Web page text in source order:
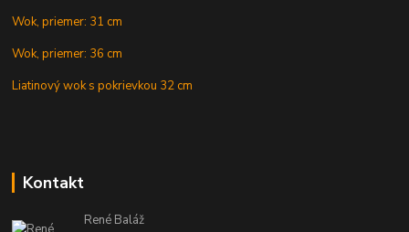
Wok, priemer: 31 cm
Wok, priemer: 36 cm
Liatinový wok s pokrievkou 32 cm
Kontakt
René Baláž